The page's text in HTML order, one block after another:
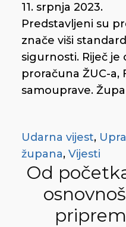
11. srpnja 2023.
Predstavljeni su
znače viši
sigurnosti. Riječ je
proračuna ŽUC-
samouprave.
Udarna vijest,
župana, Vijesti
Od